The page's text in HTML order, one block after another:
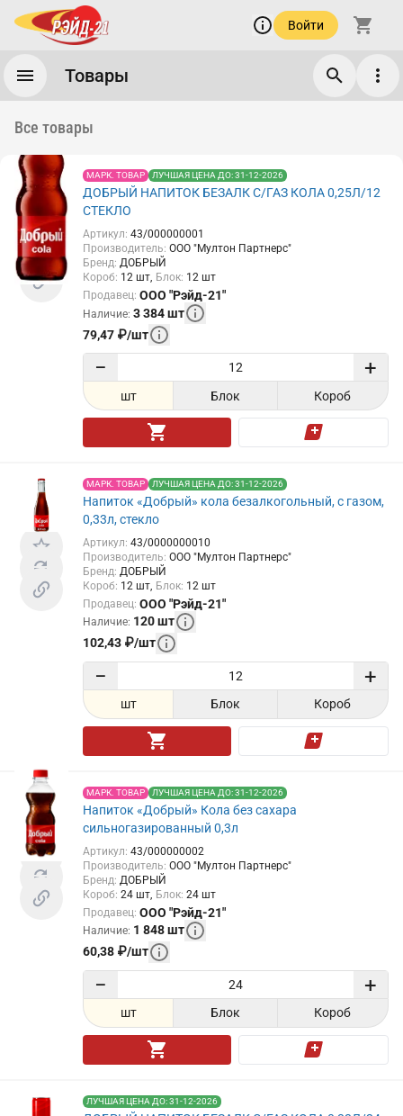
Войти
Товары
Все товары
МАРК. ТОВАР ЛУЧШАЯ ЦЕНА ДО: 31-12-2026
ДОБРЫЙ НАПИТОК БЕЗАЛК С/ГАЗ КОЛА 0,25Л/12
СТЕКЛО
Артикул: 43/000000001
Производитель: ООО "Мултон Партнерс"
Бренд: ДОБРЫЙ
Короб: 12 шт Блок: 12 шт
Продавец: ООО "Рэйд-21"
Наличие: 3 384шт
79,47 ₽/шт
− +
шт Блок Короб
МАРК. ТОВАР ЛУЧШАЯ ЦЕНА ДО: 31-12-2026
Напиток «Добрый» кола безалкогольный, с газом,
0,33л, стекло
Артикул: 43/0000000010
Производитель: ООО "Мултон Партнерс"
Бренд: ДОБРЫЙ
Короб: 12 шт Блок: 12 шт
Продавец: ООО "Рэйд-21"
Наличие: 120шт
102,43 ₽/шт
− +
шт Блок Короб
МАРК. ТОВАР ЛУЧШАЯ ЦЕНА ДО: 31-12-2026
Напиток «Добрый» Кола без сахара
сильногазированный 0,3л
Артикул: 43/000000002
Производитель: ООО "Мултон Партнерс"
Бренд: ДОБРЫЙ
Короб: 24 шт Блок: 24 шт
Продавец: ООО "Рэйд-21"
Наличие: 1 848шт
60,38 ₽/шт
− +
шт Блок Короб
ЛУЧШАЯ ЦЕНА ДО: 31-12-2026